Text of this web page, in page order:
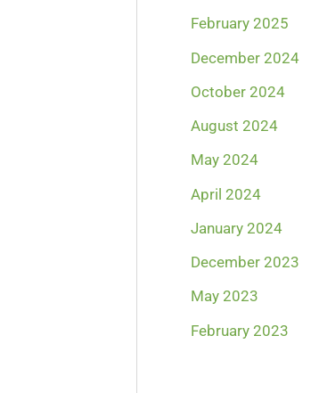
February 2025
December 2024
October 2024
August 2024
May 2024
April 2024
January 2024
December 2023
May 2023
February 2023